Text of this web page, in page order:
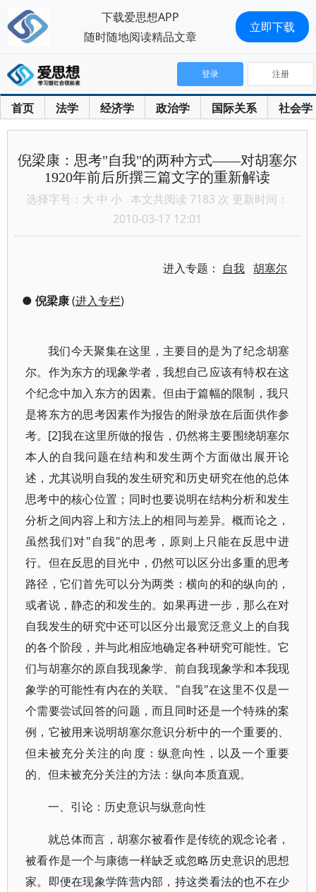
首页 法学 经济学 政治学 国际关系 社会学
登录 注册
倪梁康：思考"自我"的两种方式——对胡塞尔
1920年前后所撰三篇文字的重新解读
选择字号： 大 中 小 本文共阅读 7183 次 更新时间：
2010-03-17 12:01
进入专题： 自我 胡塞尔
● 倪梁康(进入专栏)
我们今天聚集在这里，主要目的是为了纪念胡塞
尔。作为东方的现象学者，我想自己应该有特权在这
个纪念中加入东方的因素。但由于篇幅的限制，我只
是将东方的思考因素作为报告的附录放在后面供作参
考。[2]我在这里所做的报告，仍然将主要围绕胡塞尔
本人的自我问题在结构和发生两个方面做出展开论
述，尤其说明自我的发生研究和历史研究在他的总体
思考中的核心位置；同时也要说明在结构分析和发生
分析之间内容上和方法上的相同与差异。概而论之，
虽然我们对"自我"的思考，原则上只能在反思中进
行。但在反思的目光中，仍然可以区分出多重的思考
路径，它们首先可以分为两类：横向的和的纵向的，
或者说，静态的和发生的。如果再进一步，那么在对
自我发生的研究中还可以区分出最宽泛意义上的自我
的各个阶段，并与此相应地确定各种研究可能性。它
们与胡塞尔的原自我现象学、前自我现象学和本我现
象学的可能性有内在的关联。"自我"在这里不仅是一
个需要尝试回答的问题，而且同时还是一个特殊的案
例，它被用来说明胡塞尔意识分析中的一个重要的、
但未被充分关注的向度：纵意向性，以及一个重要
的、但未被充分关注的方法：纵向本质直观。
一、引论：历史意识与纵意向性
就总体而言，胡塞尔被看作是传统的观念论者，
被看作是一个与康德一样缺乏或忽略历史意识的思想
家。即便在现象学阵营内部，持这类看法的也不在少
下载爱思想APP
随时随地阅读精品文章
立即下载